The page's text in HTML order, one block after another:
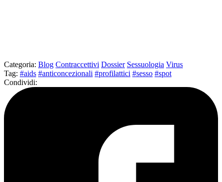
Categoria: Blog Contraccettivi Dossier Sessuologia Virus
Tag: #aids #anticoncezionali #profilattici #sesso #spot
Condividi: